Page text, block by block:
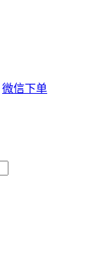
微信下单